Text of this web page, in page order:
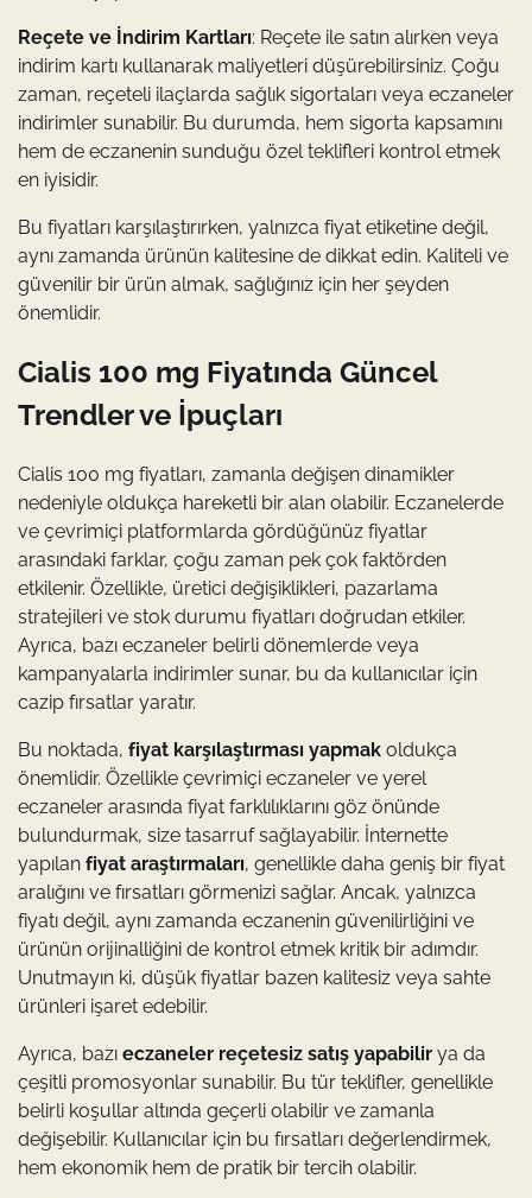
Reçete ve İndirim Kartları: Reçete ile satın alırken veya
indirim kartı kullanarak maliyetleri düşürebilirsiniz. Çoğu
zaman, reçeteli ilaçlarda sağlık sigortaları veya eczaneler
indirimler sunabilir. Bu durumda, hem sigorta kapsamını
hem de eczanenin sunduğu özel teklifleri kontrol etmek
en iyisidir.
Bu fiyatları karşılaştırırken, yalnızca fiyat etiketine değil,
aynı zamanda ürünün kalitesine de dikkat edin. Kaliteli ve
güvenilir bir ürün almak, sağlığınız için her şeyden
önemlidir.
Cialis 100 mg Fiyatında Güncel
Trendler ve İpuçları
Cialis 100 mg fiyatları, zamanla değişen dinamikler
nedeniyle oldukça hareketli bir alan olabilir. Eczanelerde
ve çevrimiçi platformlarda gördüğünüz fiyatlar
arasındaki farklar, çoğu zaman pek çok faktörden
etkilenir. Özellikle, üretici değişiklikleri, pazarlama
stratejileri ve stok durumu fiyatları doğrudan etkiler.
Ayrıca, bazı eczaneler belirli dönemlerde veya
kampanyalarla indirimler sunar, bu da kullanıcılar için
cazip fırsatlar yaratır.
Bu noktada, fiyat karşılaştırması yapmak oldukça
önemlidir. Özellikle çevrimiçi eczaneler ve yerel
eczaneler arasında fiyat farklılıklarını göz önünde
bulundurmak, size tasarruf sağlayabilir. İnternette
yapılan fiyat araştırmaları, genellikle daha geniş bir fiyat
aralığını ve fırsatları görmenizi sağlar. Ancak, yalnızca
fiyatı değil, aynı zamanda eczanenin güvenilirliğini ve
ürünün orijinalliğini de kontrol etmek kritik bir adımdır.
Unutmayın ki, düşük fiyatlar bazen kalitesiz veya sahte
ürünleri işaret edebilir.
Ayrıca, bazı eczaneler reçetesiz satış yapabilir ya da
çeşitli promosyonlar sunabilir. Bu tür teklifler, genellikle
belirli koşullar altında geçerli olabilir ve zamanla
değişebilir. Kullanıcılar için bu fırsatları değerlendirmek,
hem ekonomik hem de pratik bir tercih olabilir.